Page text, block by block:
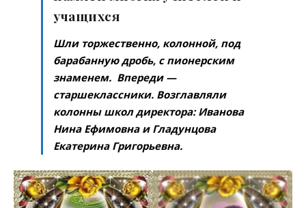
учащихся
Шли торжественно, колонной, под
барабанную дробь, с пионерским
знаменем. Впереди —
старшеклассники. Возглавляли
колонны школ директора: Иванова
Нина Ефимовна и Гладунцова
Екатерина Григорьевна.